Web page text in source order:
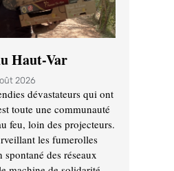
Haut-Var
2026
dévastateurs qui ont
toute une communauté
feu, loin des projecteurs.
les fumerolles
spontané des réseaux